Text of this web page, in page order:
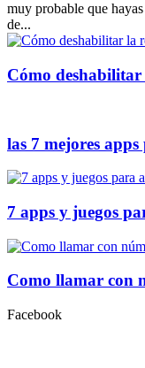
muy probable que
de...
Cómo
las 7 mejores
7 apps y juegos
Como llamar con
Facebook